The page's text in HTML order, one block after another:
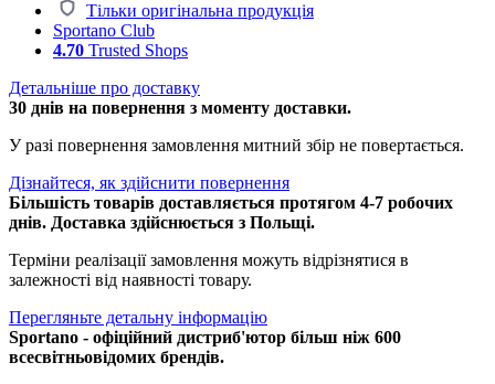
Тільки оригінальна продукція
Sportano Club
4.70 Trusted Shops
Детальніше про доставку
30 днів на повернення з моменту доставки.
У разі повернення замовлення митний збір не повертається.
Дізнайтеся, як здійснити повернення
Більшість товарів доставляється протягом 4-7 робочих
днів. Доставка здійснюється з Польщі.
Терміни реалізації замовлення можуть відрізнятися в
залежності від наявності товару.
Перегляньте детальну інформацію
Sportano - офіційний дистриб'ютор більш ніж 600
всесвітньовідомих брендів.